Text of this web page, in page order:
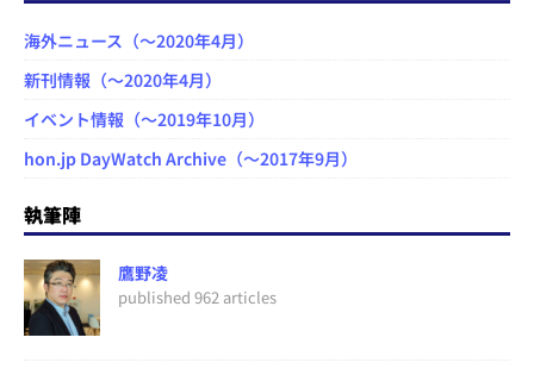
海外ニュース（～2020年4月）
新刊情報（～2020年4月）
イベント情報（～2019年10月）
hon.jp DayWatch Archive（～2017年9月）
執筆陣
鷹野凌
published 962 articles